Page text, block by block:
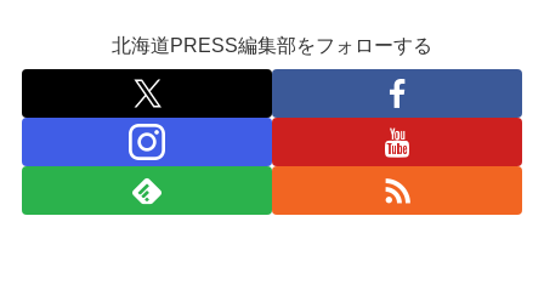
北海道PRESS編集部をフォローする